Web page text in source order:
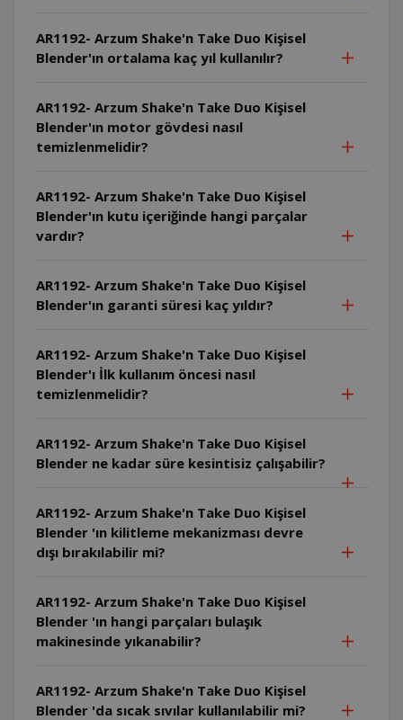
AR1192- Arzum Shake'n Take Duo Kişisel
Blender'ın ortalama kaç yıl kullanılır?
AR1192- Arzum Shake'n Take Duo Kişisel
Blender'ın motor gövdesi nasıl
temizlenmelidir?
AR1192- Arzum Shake'n Take Duo Kişisel
Blender'ın kutu içeriğinde hangi parçalar
vardır?
AR1192- Arzum Shake'n Take Duo Kişisel
Blender'ın garanti süresi kaç yıldır?
AR1192- Arzum Shake'n Take Duo Kişisel
Blender'ı İlk kullanım öncesi nasıl
temizlenmelidir?
AR1192- Arzum Shake'n Take Duo Kişisel
Blender ne kadar süre kesintisiz çalışabilir?
AR1192- Arzum Shake'n Take Duo Kişisel
Blender 'ın kilitleme mekanizması devre
dışı bırakılabilir mi?
AR1192- Arzum Shake'n Take Duo Kişisel
Blender 'ın hangi parçaları bulaşık
makinesinde yıkanabilir?
AR1192- Arzum Shake'n Take Duo Kişisel
Blender 'da sıcak sıvılar kullanılabilir mi?